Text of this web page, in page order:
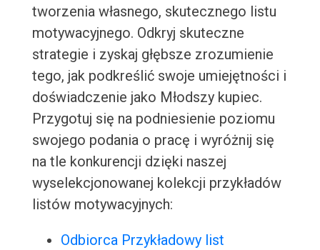
tworzenia własnego, skutecznego listu
motywacyjnego. Odkryj skuteczne
strategie i zyskaj głębsze zrozumienie
tego, jak podkreślić swoje umiejętności i
doświadczenie jako Młodszy kupiec.
Przygotuj się na podniesienie poziomu
swojego podania o pracę i wyróżnij się
na tle konkurencji dzięki naszej
wyselekcjonowanej kolekcji przykładów
listów motywacyjnych:
Odbiorca Przykładowy list